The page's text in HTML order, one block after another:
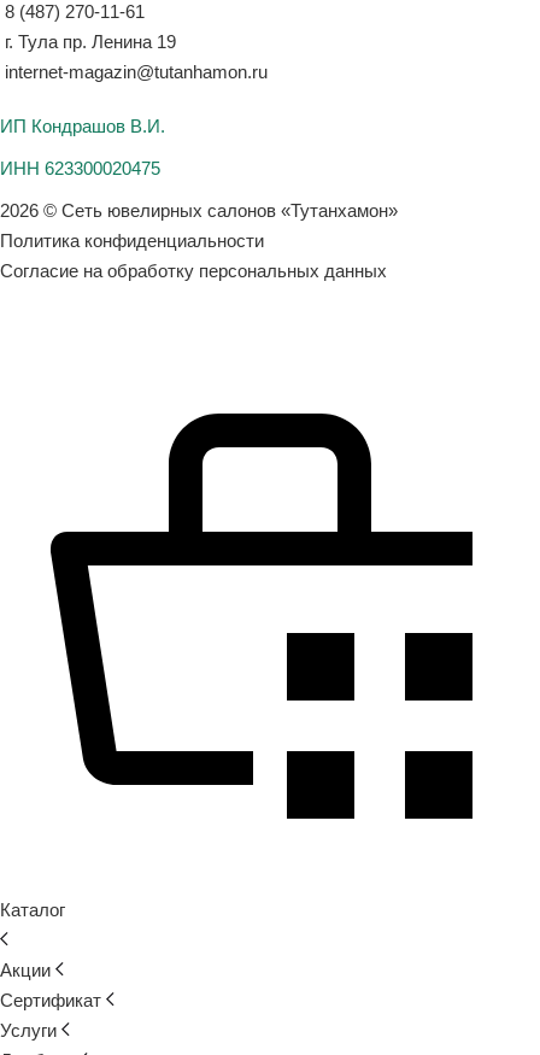
8 (487) 270-11-61
г. Тула пр. Ленина 19
internet-magazin@tutanhamon.ru
ИП Кондрашов В.И.
ИНН 623300020475
2026 © Сеть ювелирных салонов «Тутанхамон»
Политика конфиденциальности
Согласие на обработку персональных данных
Каталог
Акции
Сертификат
Услуги